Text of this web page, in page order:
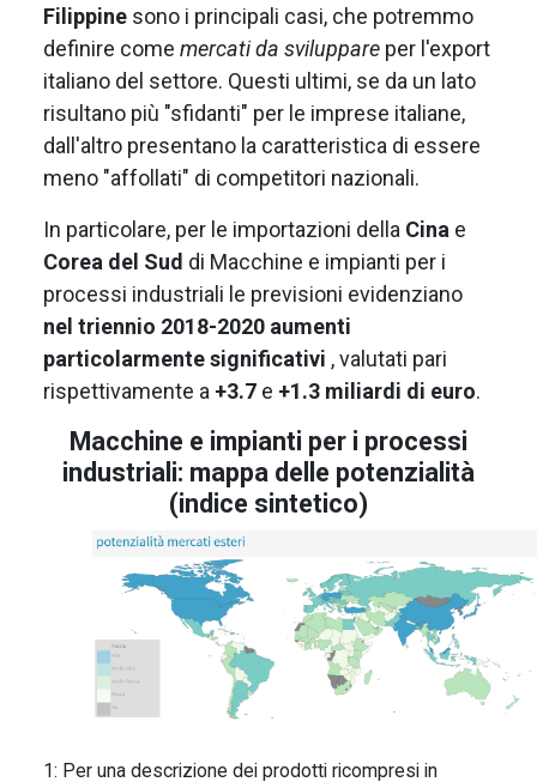
Filippine sono i principali casi, che potremmo
definire come mercati da sviluppare per l'export
italiano del settore. Questi ultimi, se da un lato
risultano più "sfidanti" per le imprese italiane,
dall'altro presentano la caratteristica di essere
meno "affollati" di competitori nazionali.
In particolare, per le importazioni della Cina e
Corea del Sud di Macchine e impianti per i
processi industriali le previsioni evidenziano
nel triennio 2018-2020 aumenti
particolarmente significativi , valutati pari
rispettivamente a +3.7 e +1.3 miliardi di euro
Macchine e impianti per i processi
industriali: mappa delle potenzialità
(indice sintetico)
1: Per una descrizione dei prodotti ricompresi in